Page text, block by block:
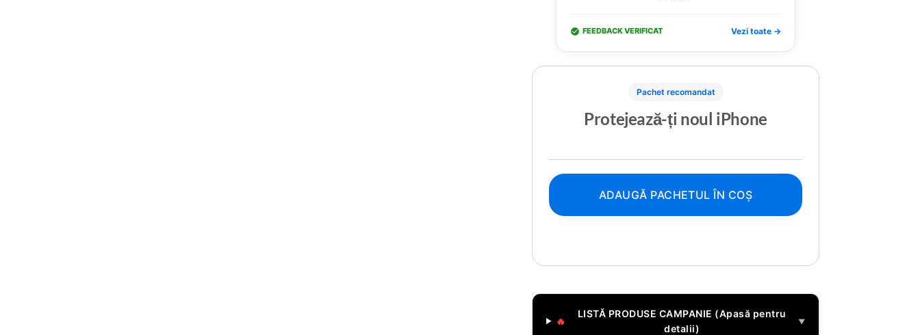
FEEDBACK VERIFICAT Vezi toate →
Pachet recomandat
Protejează-ți noul iPhone
ADAUGĂ PACHETUL ÎN COȘ
🔥
LISTĂ PRODUSE CAMPANIE (Apasă pentru
detalii)
▼